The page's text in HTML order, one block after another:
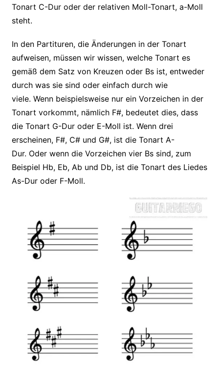
Tonart C-Dur oder der relativen Moll-Tonart, a-Moll
steht.
In den Partituren, die Änderungen in der Tonart
aufweisen, müssen wir wissen, welche Tonart es
gemäß dem Satz von Kreuzen oder Bs ist, entweder
durch was sie sind oder einfach durch wie
viele. Wenn beispielsweise nur ein Vorzeichen in der
Tonart vorkommt, nämlich F#, bedeutet dies, dass
die Tonart G-Dur oder E-Moll ist. Wenn drei
erscheinen, F#, C# und G#, ist die Tonart A-
Dur. Oder wenn die Vorzeichen vier Bs sind, zum
Beispiel Hb, Eb, Ab und Db, ist die Tonart des Liedes
As-Dur oder F-Moll.